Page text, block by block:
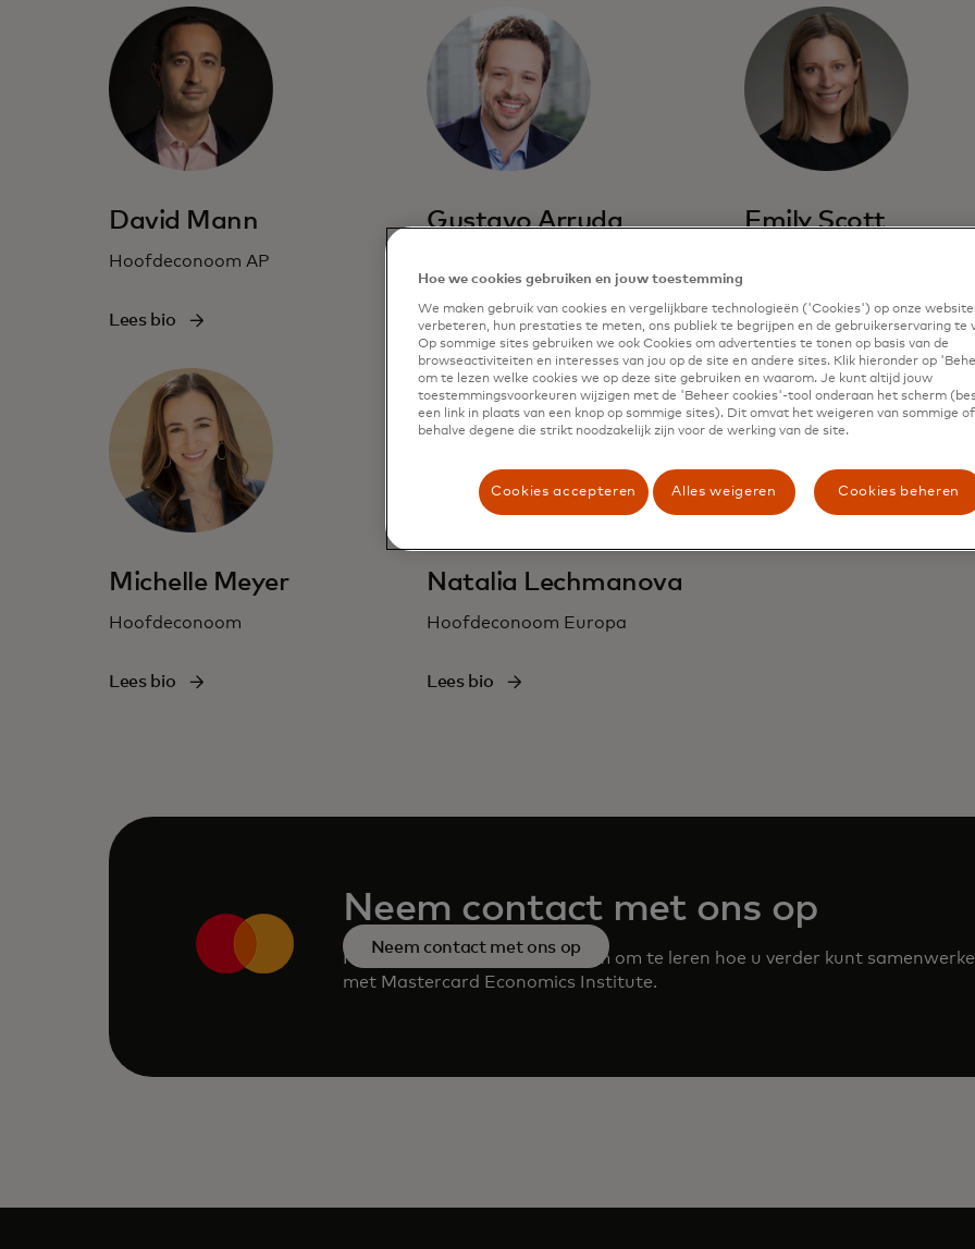
David Mann
Hoofdeconoom AP
Lees bio
Gustavo Arruda
Lees bio
Emily Scott
Lees bio
Michelle Meyer
Hoofdeconoom
Lees bio
Natalia Lechmanova
Hoofdeconoom Europa
Lees bio
Neem contact met ons op
Neem contact op met ons team om te leren hoe u verder kunt
met Mastercard Economics Institute.
Neem contact met ons op
Hoe we cookies gebruiken en jouw toestemming
We maken gebruik van cookies en vergelijkbare technologieën ('Cookies') op onze
verbeteren, hun prestaties te meten, ons publiek te begrijpen en de gebruikerservaring te
Op sommige sites gebruiken we ook Cookies om advertenties te tonen op basis van de
browseactiviteiten en interesses van jou op de site en andere sites. Klik hieronder op
om te lezen welke cookies we op deze site gebruiken en waarom. Je kunt altijd jouw
toestemmingsvoorkeuren wijzigen met de 'Beheer cookies'-tool onderaan het scherm
een link in plaats van een knop op sommige sites). Dit omvat het weigeren van sommige
behalve degene die strikt noodzakelijk zijn voor de werking van de site.
Cookies accepteren Alles weigeren Cookies beheren